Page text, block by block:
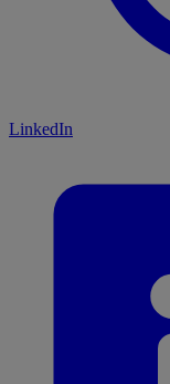
LinkedIn